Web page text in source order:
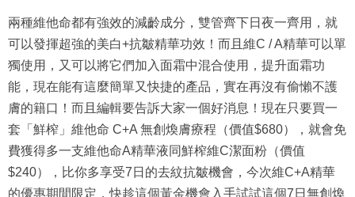
兩種維他命都有強效的減齡成分，雙管齊下日夜一齊用，就
可以發揮超強的美白+抗皺精華功效！而且維C / A精華可以單
獨使用，又可以將它們加入面霜中混合使用，提升面霜功
能，現在能有這麼簡單又快捷的產品，實在再沒有偷懶不護
膚的籍口！而且編輯要告訴大家一個好消息！現在只要買一
套「鮮榨」維他命 C+A 無創煥膚療程（價值$680），就會免
費獲得多一支維他命A精華液同鮮榨維C潔面粉（價值
$240），比你多享受7日的去紋抗皺機會，今次維C+A精華
的優惠期間限定，快趁這個黃金機會入手試試這個7日無創煥